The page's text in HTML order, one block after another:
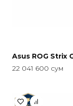
Asus ROG Strix
22 041 600 сум